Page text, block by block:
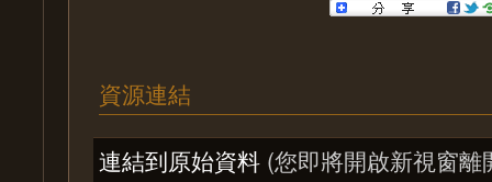
資源連結
連結到原始資料 (您即將開啟新視窗離